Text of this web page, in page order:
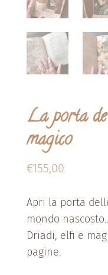
La porta
magico
€155,00
Apri la porta
mondo
Driadi, elfi e
pagine.